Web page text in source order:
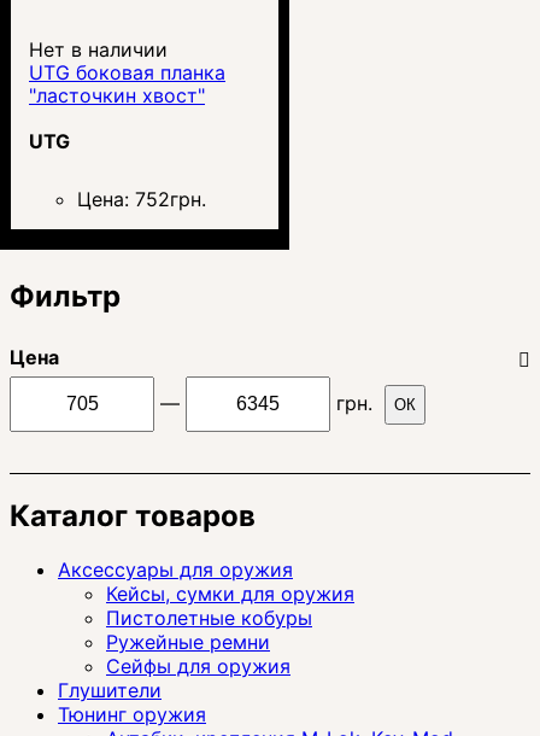
Нет в наличии
UTG боковая планка
"ласточкин хвост"
UTG
Цена: 752грн.
Фильтр
Цена
—
грн. ОК
Каталог товаров
Аксессуары для оружия
Кейсы, сумки для оружия
Пистолетные кобуры
Ружейные ремни
Сейфы для оружия
Глушители
Тюнинг оружия